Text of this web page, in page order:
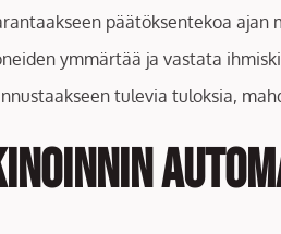
päätöksentekoa ajan
ymmärtää ja vastata
tulevia tuloksia,